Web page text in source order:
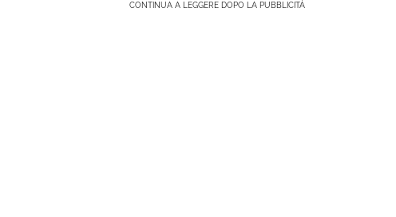
CONTINUA A LEGGERE DOPO LA PUBBLICITÀ